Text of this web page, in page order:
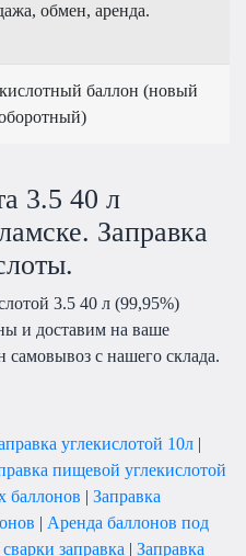
обмен, аренда.
баллон (новый
3.5 40 л
Заправка
3.5 40 л (99,95%)
и доставим на ваше
с нашего склада.
углекислотой 10л |
пищевой углекислотой
баллонов | Заправка
| Аренда баллонов под
заправка | Заправка